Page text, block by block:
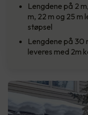
Lengdene på 2
m, 22 m og 25 m
støpsel
Lengdene på 30
leveres med 2m